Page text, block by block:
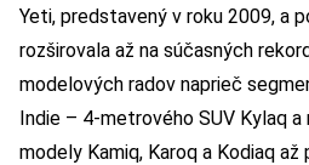
Yeti, predstavený v roku 2009, a
rozširovala až na súčasných
modelových radov naprieč
Indie – 4-metrového SUV Kylaq
modely Kamiq, Karoq a Kodiaq